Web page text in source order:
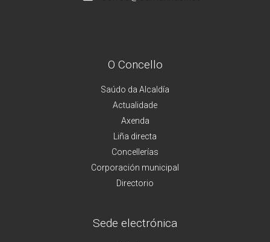
O Concello
Saúdo da Alcaldía
Actualidade
Axenda
Liña directa
Concellerías
Corporación municipal
Directorio
Sede electrónica